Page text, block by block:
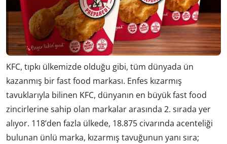
KFC, tıpkı ülkemizde olduğu gibi, tüm dünyada ün
kazanmış bir fast food markası. Enfes kızarmış
tavuklarıyla bilinen KFC, dünyanın en büyük fast food
zincirlerine sahip olan markalar arasında 2. sırada yer
alıyor. 118’den fazla ülkede, 18.875 civarında acenteliği
bulunan ünlü marka, kızarmış tavuğunun yanı sıra;